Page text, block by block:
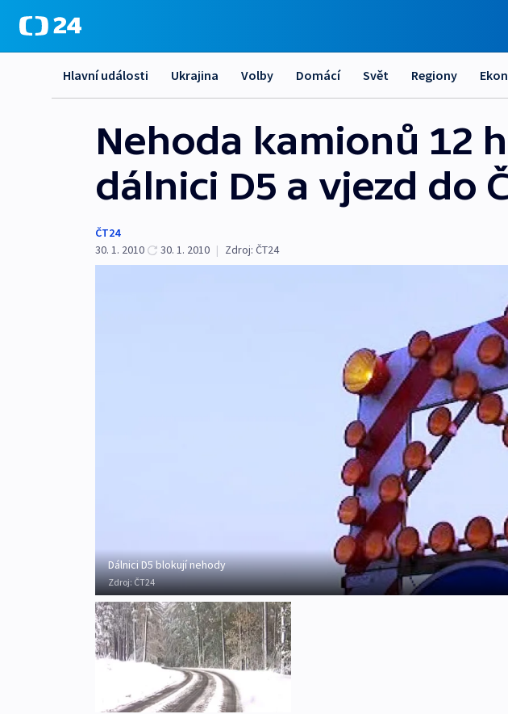
Hlavní události Ukrajina Volby Domácí Svět Regiony
Nehoda kamionů 12
dálnici D5 a vjezd do
ČT24
30. 1. 2010
30. 1. 2010 | Zdroj: ČT24
Dálnici D5 blokují nehody
Zdroj:ČT24